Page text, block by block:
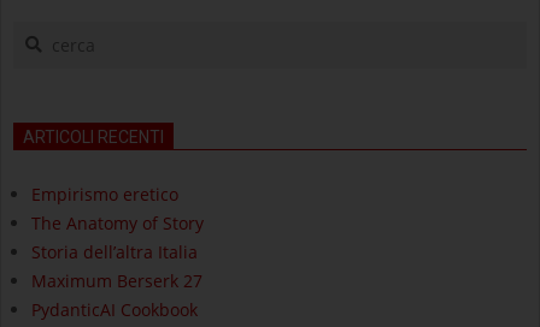
cerca
ARTICOLI RECENTI
Empirismo eretico
The Anatomy of Story
Storia dell’altra Italia
Maximum Berserk 27
PydanticAI Cookbook